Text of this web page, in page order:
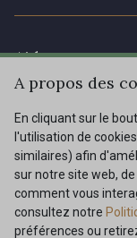
Prix réduits
Magazine
Aide
Livraison :
Retours &
FAQ -
Modes de
Menu
Tous nos
Magazine
A propos des
En cliquant sur le
l'utilisation de
similaires) afin
sur notre site web,
comment vous
consultez notre
préférences ou